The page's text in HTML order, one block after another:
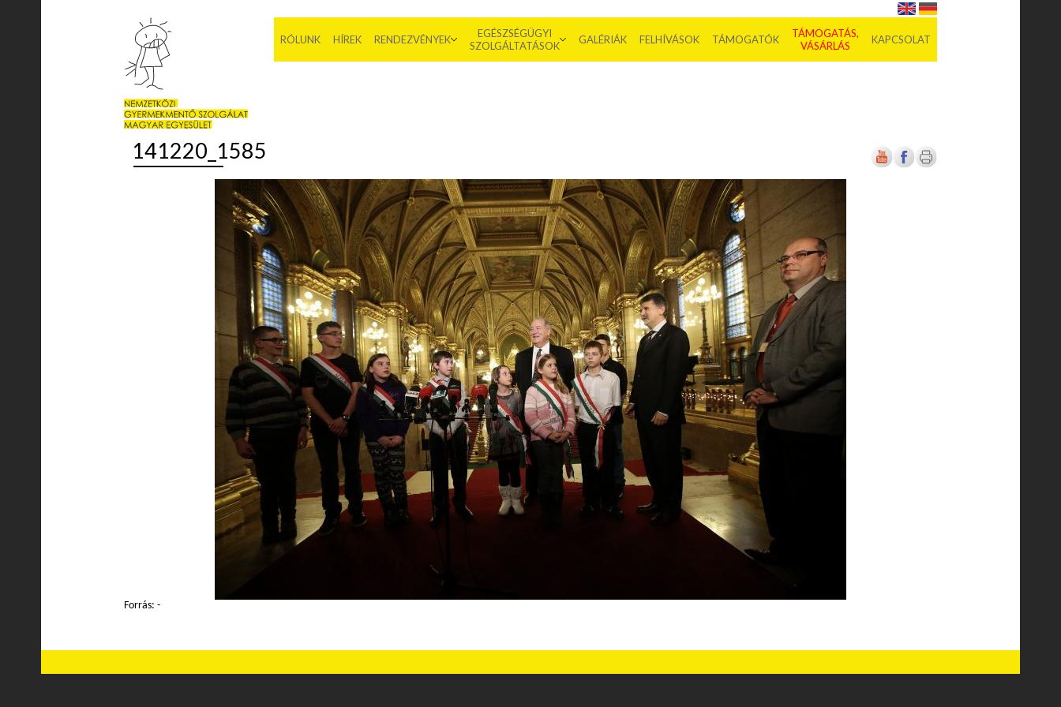
RÓLUNK HÍREK RENDEZVÉNYEK
EGÉSZSÉGÜGYI
SZOLGÁLTATÁSOK
GALÉRIÁK FELHÍVÁSOK TÁMOGATÓK
TÁMOGATÁS,
VÁSÁRLÁS
KAPCSOLAT
141220_1585
Forrás: -